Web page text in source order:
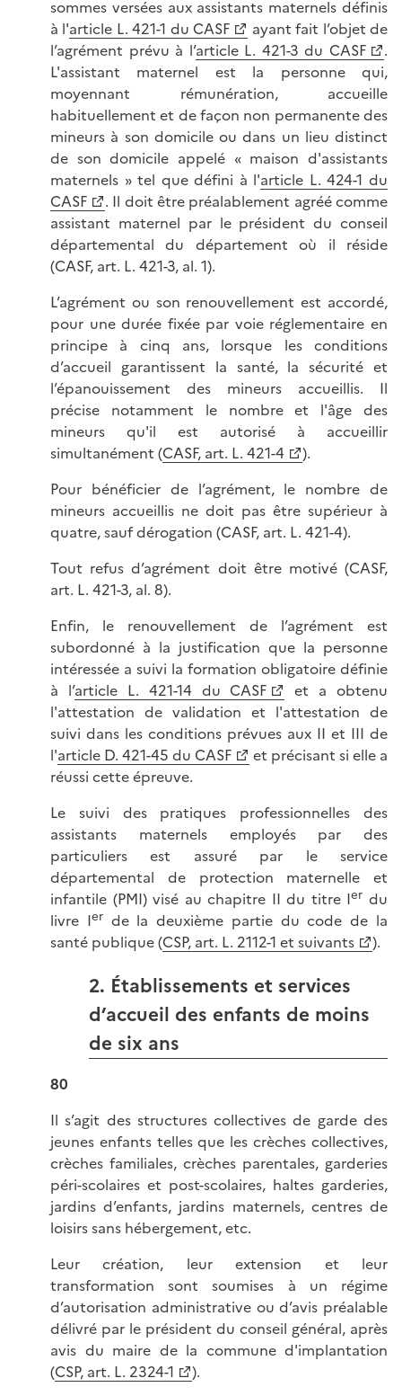
sommes versées aux assistants maternels définis
à l'article L. 421-1 du CASF
ayant fait l’objet de
l’agrément prévu à l’article L. 421-3 du CASF
.
L'assistant maternel est la personne qui,
moyennant rémunération, accueille
habituellement et de façon non permanente des
mineurs à son domicile ou dans un lieu distinct
de son domicile appelé « maison d'assistants
maternels » tel que défini à l'article L. 424-1 du
CASF
. Il doit être préalablement agréé comme
assistant maternel par le président du conseil
départemental du département où il réside
(CASF, art. L. 421-3, al. 1).
L’agrément ou son renouvellement est accordé,
pour une durée fixée par voie réglementaire en
principe à cinq ans, lorsque les conditions
d’accueil garantissent la santé, la sécurité et
l’épanouissement des mineurs accueillis. Il
précise notamment le nombre et l'âge des
mineurs qu'il est autorisé à accueillir
simultanément (CASF, art. L. 421-4
).
Pour bénéficier de l’agrément, le nombre de
mineurs accueillis ne doit pas être supérieur à
quatre, sauf dérogation (CASF, art. L. 421-4).
Tout refus d’agrément doit être motivé (CASF,
art. L. 421-3, al. 8).
Enfin, le renouvellement de l’agrément est
subordonné à la justification que la personne
intéressée a suivi la formation obligatoire définie
à l’article L. 421-14 du CASF
et a obtenu
l'attestation de validation et l'attestation de
suivi dans les conditions prévues aux II et III de
l'article D. 421-45 du CASF
et précisant si elle a
réussi cette épreuve.
Le suivi des pratiques professionnelles des
assistants maternels employés par des
particuliers est assuré par le service
départemental de protection maternelle et
infantile (PMI) visé au chapitre II du titre Ier du
livre Ierde la deuxième partie du code de la
santé publique (CSP, art. L. 2112-1 et suivants ).
2. Établissements et services
d’accueil des enfants de moins
de six ans
80
Il s’agit des structures collectives de garde des
jeunes enfants telles que les crèches collectives,
crèches familiales, crèches parentales, garderies
péri-scolaires et post-scolaires, haltes garderies,
jardins d’enfants, jardins maternels, centres de
loisirs sans hébergement, etc.
Leur création, leur extension et leur
transformation sont soumises à un régime
d’autorisation administrative ou d’avis préalable
délivré par le président du conseil général, après
avis du maire de la commune d'implantation
(CSP, art. L. 2324-1
).